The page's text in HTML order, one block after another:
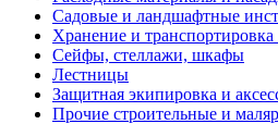
Садовые и ландшафтные
Хранение и
Сейфы, стеллажи, шкафы
Лестницы
Защитная экипировка и
Прочие строительные и